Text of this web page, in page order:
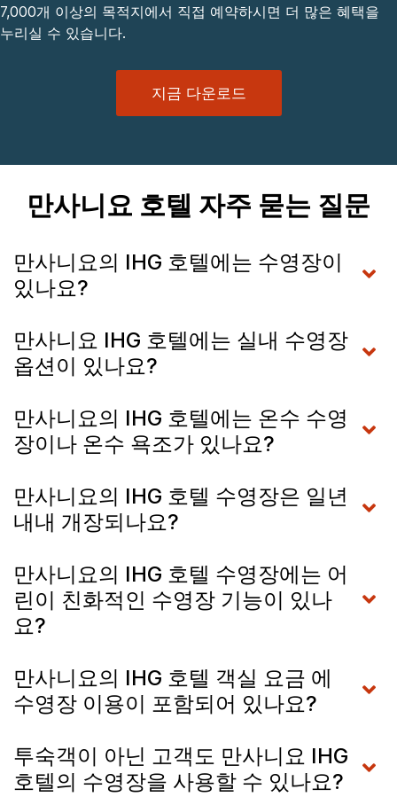
7,000개 이상의 목적지에서 직접 예약하시면 더 많은 혜택을
누리실 수 있습니다.
지금 다운로드
만사니요 호텔 자주 묻는 질문
만사니요의 IHG 호텔에는 수영장이
있나요?
만사니요 IHG 호텔에는 실내 수영장
옵션이 있나요?
만사니요의 IHG 호텔에는 온수 수영
장이나 온수 욕조가 있나요?
만사니요의 IHG 호텔 수영장은 일년
내내 개장되나요?
만사니요의 IHG 호텔 수영장에는 어
린이 친화적인 수영장 기능이 있나
요?
만사니요의 IHG 호텔 객실 요금 에
수영장 이용이 포함되어 있나요?
투숙객이 아닌 고객도 만사니요 IHG
호텔의 수영장을 사용할 수 있나요?